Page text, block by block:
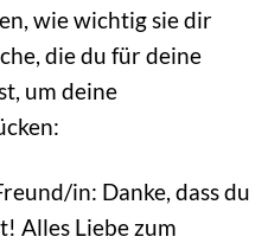
wie wichtig sie dir
die du für deine
um deine
in: Danke, dass du
Alles Liebe zum